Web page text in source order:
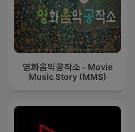
영화음악공작소 - Movie
Music Story (MMS)